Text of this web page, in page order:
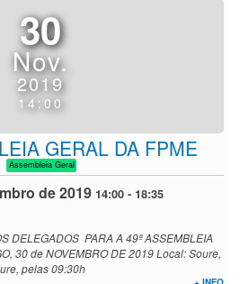
30
Nov.
2019
14:00
GERAL DA FPME
Assembleia Geral
de 2019 14:00 - 18:35
DELEGADOS PARA A 49ª ASSEMBLEIA
30 de NOVEMBRO DE 2019 Local: Soure,
pelas 09:30h